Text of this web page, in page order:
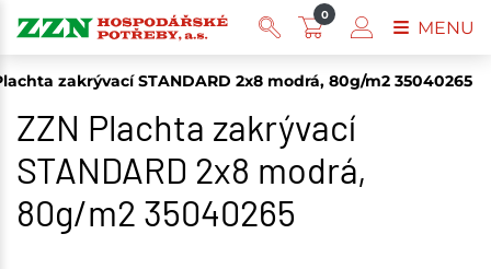
zakrývací STANDARD 2x8 modrá, 80g/m2 35040265
ZZN Plachta zakrývací
STANDARD 2x8 modrá,
80g/m2 35040265
0
MENU